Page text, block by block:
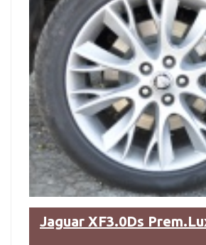
Jaguar XF3.0Ds